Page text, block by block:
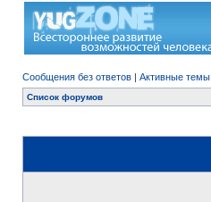
Сообщения без ответов | Активные темы
Список форумов